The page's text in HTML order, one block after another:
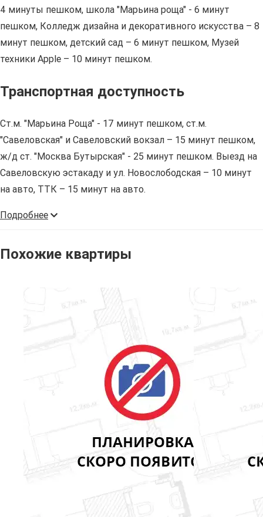
4 минуты пешком, школа "Марьина роща" - 6 минут
пешком, Колледж дизайна и декоративного искусства – 8
минут пешком, детский сад – 6 минут пешком, Музей
техники Apple – 10 минут пешком.
Транспортная доступность
Ст.м. "Марьина Роща" - 17 минут пешком, ст.м.
"Савеловская" и Савеловский вокзал – 15 минут пешком,
ж/д ст. "Москва Бутырская" - 25 минут пешком. Выезд на
Савеловскую эстакаду и ул. Новослободская – 10 минут
на авто, ТТК – 15 минут на авто.
Подробнее
Похожие квартиры